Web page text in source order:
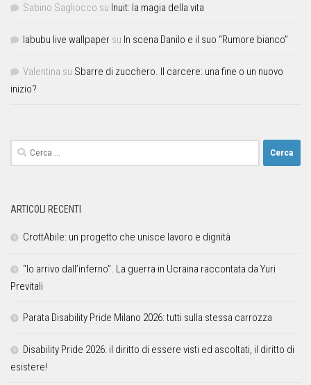
Sabino Sagliocco su Inuit: la magia della vita
labubu live wallpaper su In scena Danilo e il suo “Rumore bianco”
Valentina su Sbarre di zucchero. Il carcere: una fine o un nuovo
inizio?
ARTICOLI RECENTI
CrottAbile: un progetto che unisce lavoro e dignità
“Io arrivo dall’inferno”. La guerra in Ucraina raccontata da Yuri
Previtali
Parata Disability Pride Milano 2026: tutti sulla stessa carrozza
Disability Pride 2026: il diritto di essere visti ed ascoltati, il diritto di
esistere!